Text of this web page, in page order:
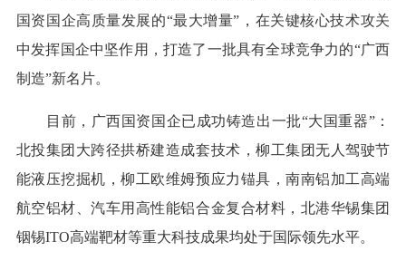
国资国企高质量发展的“最大增量”，在关键核心技术攻关
中发挥国企中坚作用，打造了一批具有全球竞争力的“广西
制造”新名片。
目前，广西国资国企已成功铸造出一批“大国重器”：
北投集团大跨径拱桥建造成套技术，柳工集团无人驾驶节
能液压挖掘机，柳工欧维姆预应力锚具，南南铝加工高端
航空铝材、汽车用高性能铝合金复合材料，北港华锡集团
铟锡ITO高端靶材等重大科技成果均处于国际领先水平。